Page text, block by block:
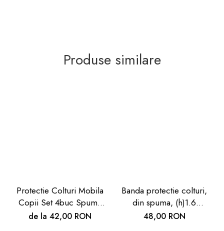
Produse similare
Protectie Colturi Mobila
Copii Set 4buc Spuma
Lemn Alb | Carboysafety
de la 42,00 RON
Banda protectie colturi,
din spuma, (h)1.6
cmx40cm, , set 2 buc,
48,00 RON